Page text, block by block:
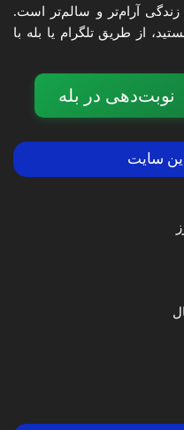
آرام‌تر و سالم‌تر است.
از طریق تلگرام یا بله با
نوبت‌دهی در بله
سایت